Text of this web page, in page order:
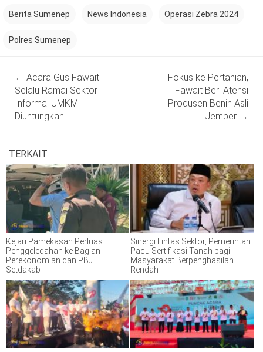
Berita Sumenep News Indonesia Operasi Zebra 2024
Polres Sumenep
navigation
← Acara Gus Fawait
Selalu Ramai Sektor
Informal UMKM
Diuntungkan
Fokus ke Pertanian,
Fawait Beri Atensi
Produsen Benih Asli
Jember →
TERKAIT
Kejari Pamekasan Perluas
Penggeledahan ke Bagian
Perekonomian dan PBJ
Setdakab
Sinergi Lintas Sektor, Pemerintah
Pacu Sertifikasi Tanah bagi
Masyarakat Berpenghasilan
Rendah